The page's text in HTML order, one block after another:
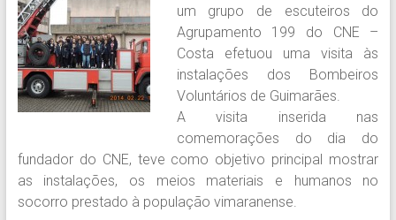
um grupo de escuteiros do
Agrupamento 199 do CNE –
Costa efetuou uma visita às
instalações dos Bombeiros
Voluntários de Guimarães.
A visita inserida nas
comemorações do dia do
fundador do CNE, teve como objetivo principal mostrar
as instalações, os meios materiais e humanos no
socorro prestado à população vimaranense.